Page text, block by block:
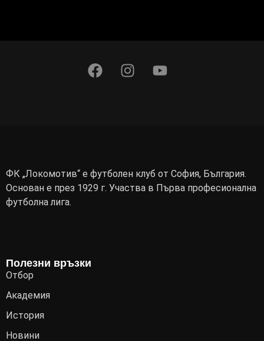
ФК „Локомотив“ е футболен клуб от София, България.
Основан е през 1929 г. Участва в Първа професионална
футболна лига.
Полезни връзки
Отбор
Академия
История
Новини